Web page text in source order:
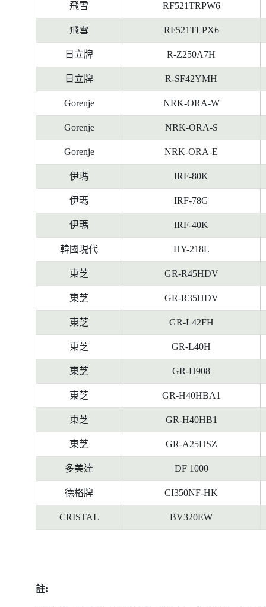
飛雪 RF521TRPW6
飛雪 RF521TLPX6
日立牌 R-Z250A7H
日立牌 R-SF42YMH
Gorenje NRK-ORA-W
Gorenje NRK-ORA-S
Gorenje NRK-ORA-E
伊瑪 IRF-80K
伊瑪 IRF-78G
伊瑪 IRF-40K
韓國現代 HY-218L
東芝 GR-R45HDV
東芝 GR-R35HDV
東芝 GR-L42FH
東芝 GR-L40H
東芝 GR-H908
東芝 GR-H40HBA1
東芝 GR-H40HB1
東芝 GR-A25HSZ
多美達 DF 1000
德格牌 CI350NF-HK
CRISTAL BV320EW
註: